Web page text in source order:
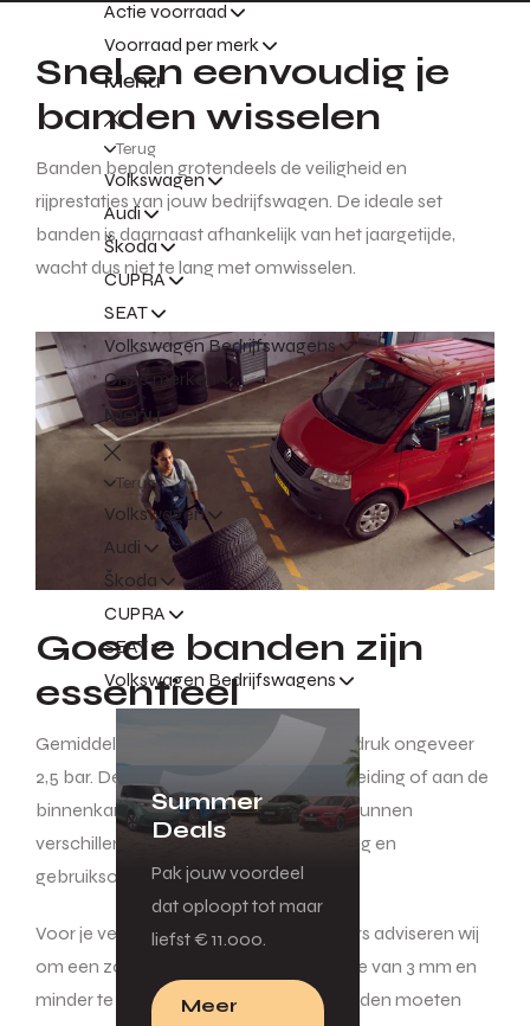
Actie voorraad
Voorraad per merk
Menu
Terug
Volkswagen
Audi
Škoda
CUPRA
SEAT
Volkswagen Bedrijfswagens
Onze merken
Menu
Terug
Volkswagen
Audi
Škoda
CUPRA
SEAT
Volkswagen Bedrijfswagens
Summer
Deals
Pak jouw voordeel
dat oploopt tot maar
liefst € 11.000.
Meer
Snel en eenvoudig je
banden wisselen
Banden bepalen grotendeels de veiligheid en
rijprestaties van jouw bedrijfswagen. De ideale set
banden is daarnaast afhankelijk van het jaargetijde,
wacht dus niet te lang met omwisselen.
Goede banden zijn
essentieel
Gemiddeld bedraagt de ideale bandendruk ongeveer
2,5 bar. De juiste druk vind je in de handleiding of aan de
binnenkant van de tankklep. Waardes kunnen
verschillen, afhankelijk van de rijbelasting en
gebruiksomstandigheden.
Voor je veiligheid en die van je passagiers adviseren wij
om een zomerband bij een profieldiepte van 3 mm en
minder te vervangen. Let op: winterbanden moeten